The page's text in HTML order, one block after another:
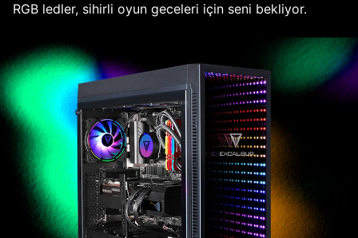
RGB ledler, sihirli oyun geceleri için seni bekliyor.